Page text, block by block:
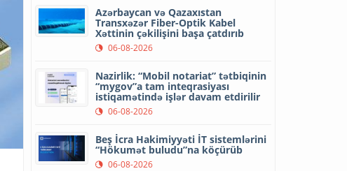
Azərbaycan və Qazaxıstan
Transxəzər Fiber-Optik Kabel
Xəttinin çəkilişini başa çatdırıb
06-08-2026
Nazirlik: “Mobil notariat” tətbiqinin
“mygov”a tam inteqrasiyası
istiqamətində işlər davam etdirilir
06-08-2026
Beş İcra Hakimiyyəti İT sistemlərini
“Hökumət buludu”na köçürüb
06-08-2026